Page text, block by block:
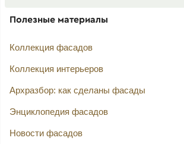
Полезные материалы
Коллекция фасадов
Коллекция интерьеров
Архразбор: как сделаны фасады
Энциклопедия фасадов
Новости фасадов